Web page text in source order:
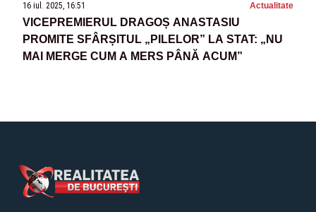
16 iul. 2025, 16:51 Actualitate
VICEPREMIERUL DRAGOȘ ANASTASIU
PROMITE SFÂRȘITUL „PILELOR” LA STAT: „NU
MAI MERGE CUM A MERS PÂNĂ ACUM”